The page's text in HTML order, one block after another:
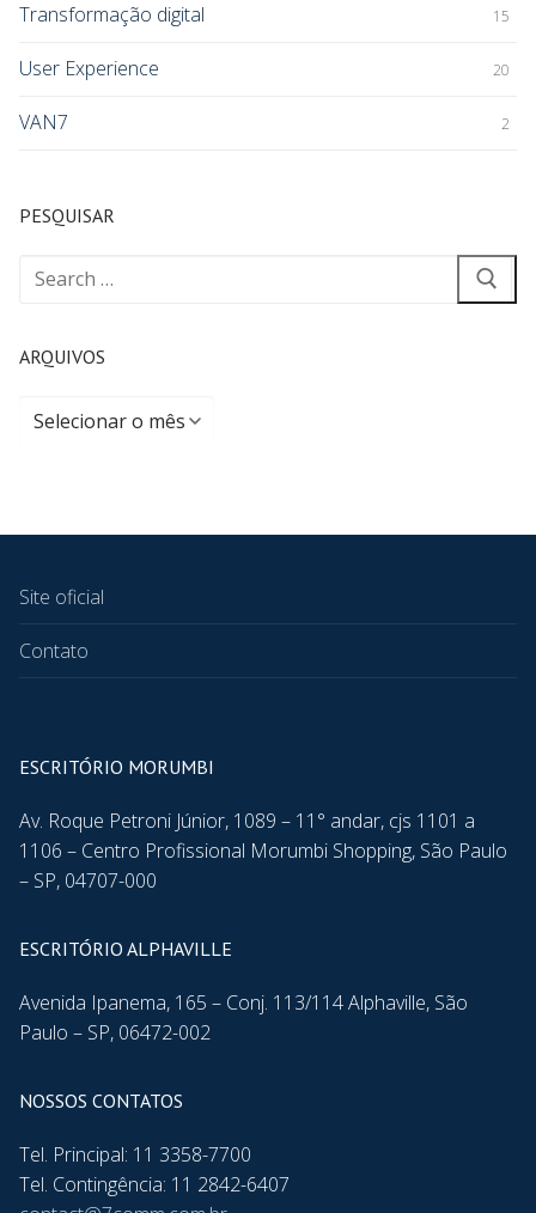
Transformação digital 15
User Experience 20
VAN7 2
PESQUISAR
ARQUIVOS
Site oficial
Contato
ESCRITÓRIO MORUMBI
Av. Roque Petroni Júnior, 1089 – 11° andar, cjs 1101 a
1106 – Centro Profissional Morumbi Shopping, São Paulo
– SP, 04707-000
ESCRITÓRIO ALPHAVILLE
Avenida Ipanema, 165 – Conj. 113/114 Alphaville, São
Paulo – SP, 06472-002
NOSSOS CONTATOS
Tel. Principal: 11 3358-7700
Tel. Contingência: 11 2842-6407